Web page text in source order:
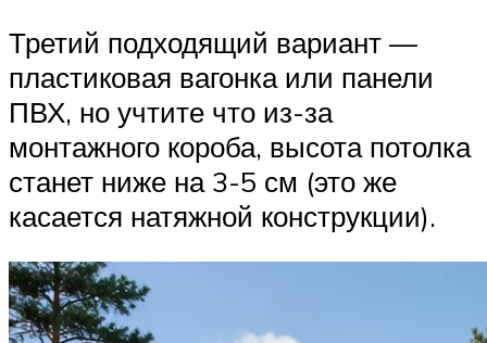
Третий подходящий вариант —
пластиковая вагонка или панели
ПВХ, но учтите что из-за
монтажного короба, высота потолка
станет ниже на 3-5 см (это же
касается натяжной конструкции).